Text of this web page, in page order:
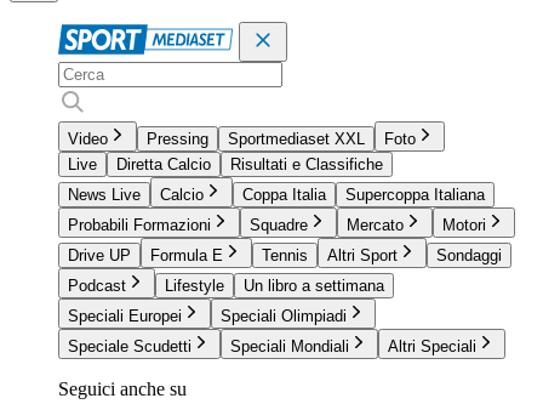
Video Pressing Sportmediaset XXL
Foto
Live
Diretta Calcio
Risultati e Classifiche
News Live
Calcio Coppa Italia
Supercoppa Italiana
Probabili Formazioni
Squadre Mercato
Motori
Drive UP
Formula E Tennis Altri Sport
Sondaggi
Podcast
Lifestyle
Un libro a settimana
Speciali Europei
Speciali Olimpiadi
Speciale Scudetti
Speciali Mondiali Altri Speciali
Seguici anche su